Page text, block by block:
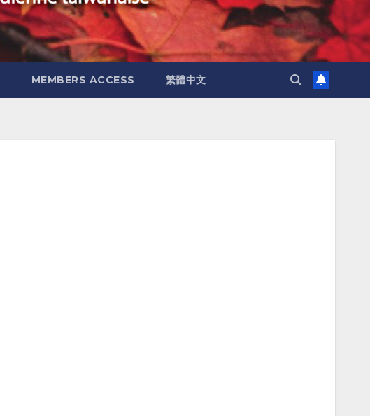
MEMBERS ACCESS 繁體中文